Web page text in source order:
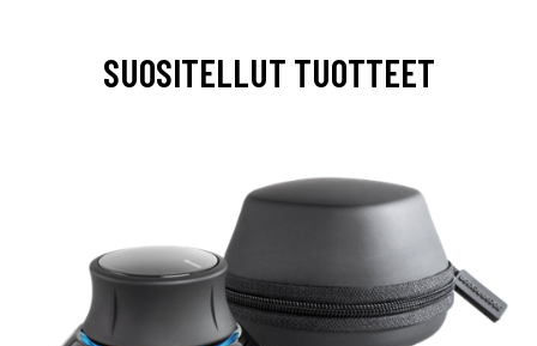
SUOSITELLUT TUOTTEET